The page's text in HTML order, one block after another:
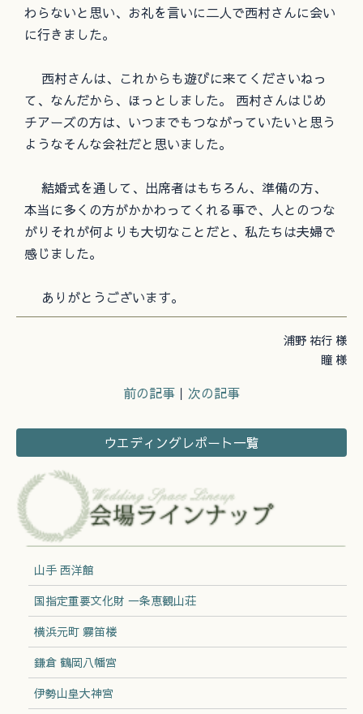
わらないと思い、お礼を言いに二人で西村さんに会い
に行きました。
西村さんは、これからも遊びに来てくださいねっ
て、なんだから、ほっとしました。 西村さんはじめ
チアーズの方は、いつまでもつながっていたいと思う
ようなそんな会社だと思いました。
結婚式を通して、出席者はもちろん、準備の方、
本当に多くの方がかかわってくれる事で、人とのつな
がりそれが何よりも大切なことだと、私たちは夫婦で
感じました。
ありがとうございます。
浦野 祐行 様
瞳 様
前の記事 ｜ 次の記事
ウエディングレポート一覧
山手 西洋館
国指定重要文化財 一条恵観山荘
横浜元町 霧笛楼
鎌倉 鶴岡八幡宮
伊勢山皇大神宮